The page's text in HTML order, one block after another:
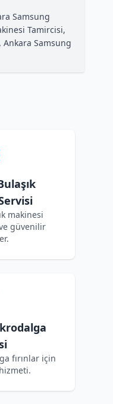
Samsung
Tamircisi,
Ankara Samsung
makinesi
ve güvenilir
fırınlar için